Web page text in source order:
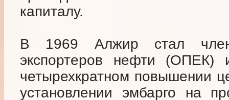
капиталу.
В 1969 Алжир стал
экспортеров нефти
четырехкратном повышении
установлении эмбарго на